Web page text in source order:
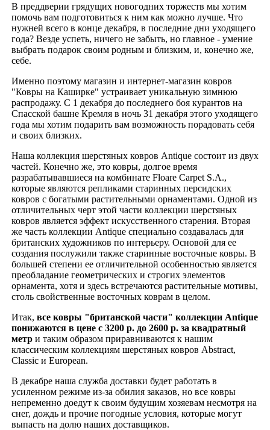
В преддверии грядущих новогодних торжеств мы хотим
помочь вам подготовиться к ним как можно лучше. Что
нужней всего в конце декабря, в последние дни уходящего
года? Везде успеть, ничего не забыть, но главное - умение
выбрать подарок своим родным и близким, и, конечно же,
себе.
Именно поэтому магазин и интернет-магазин ковров
"Ковры на Каширке" устраивает уникальную зимнюю
распродажу. С 1 декабря до последнего боя курантов на
Спасской башне Кремля в ночь 31 декабря этого уходящего
года мы хотим подарить вам возможность порадовать себя
и своих близких.
Наша коллекция шерстяных ковров Antique состоит из двух
частей. Конечно же, это ковры, долгое время
разрабатывавшиеся на комбинате Floare Carpet S.A.,
которые являются репликами старинных персидских
ковров с богатыми растительными орнаментами. Одной из
отличительных черт этой части коллекции шерстяных
ковров является эффект искусственного старения. Вторая
же часть коллекции Antique специально создавалась для
британских художников по интерьеру. Основой для ее
создания послужили также старинные восточные ковры. В
большей степени ее отличительной особенностью является
преобладание геометрических и строгих элементов
орнамента, хотя и здесь встречаются растительные мотивы,
столь свойственные восточных коврам в целом.
Итак, все ковры "британской части" коллекции Antique
понижаются в цене с 3200 р. до 2600 р. за квадратный
метр и таким образом приравниваются к нашим
классическим коллекциям шерстяных ковров Abstract,
Classic и European.
В декабре наша служба доставки будет работать в
усиленном режиме из-за обилия заказов, но все ковры
непременно доедут к своим будущим хозяевам несмотря на
снег, дождь и прочие погодные условия, которые могут
выпасть на долю наших доставщиков.